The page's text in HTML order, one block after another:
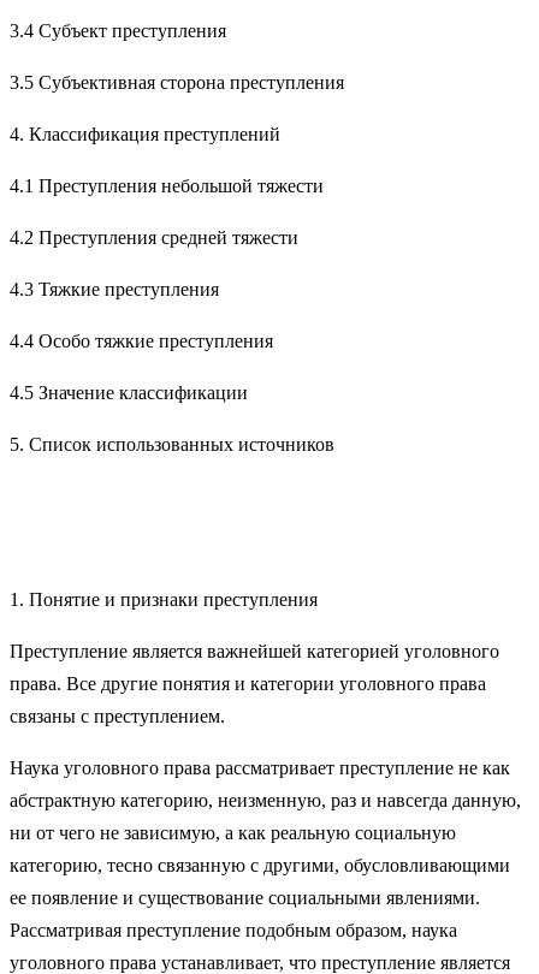
3.4 Субъект преступления
3.5 Субъективная сторона преступления
4. Классификация преступлений
4.1 Преступления небольшой тяжести
4.2 Преступления средней тяжести
4.3 Тяжкие преступления
4.4 Особо тяжкие преступления
4.5 Значение классификации
5. Список использованных источников
1. Понятие и признаки преступления
Преступление является важнейшей категорией уголовного
пра­ва. Все другие понятия и категории уголовного права
связаны с преступлением.
Наука уголовного права рассматривает преступление не как
аб­страктную категорию, неизменную, раз и навсегда данную,
ни от чего не зависимую, а как реальную социальную
категорию, тесно связанную с другими, обусловливающими
ее появление и сущес­твование социальными явлениями.
Рассматривая преступление подобным образом, наука
уголовного права устанавливает, что пре­ступление является